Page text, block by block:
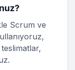
Scrum ve